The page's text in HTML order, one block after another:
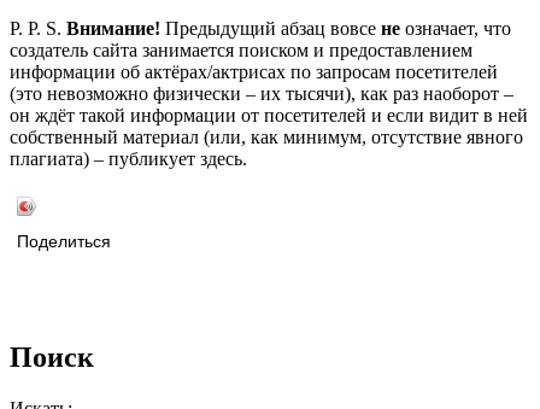
P. P. S. Внимание! Предыдущий абзац вовсе не означает, что
создатель сайта занимается поиском и предоставлением
информации об актёрах/актрисах по запросам посетителей
(это невозможно физически – их тысячи), как раз наоборот –
он ждёт такой информации от посетителей и если видит в ней
собственный материал (или, как минимум, отсутствие явного
плагиата) – публикует здесь.
Поделиться
Поиск